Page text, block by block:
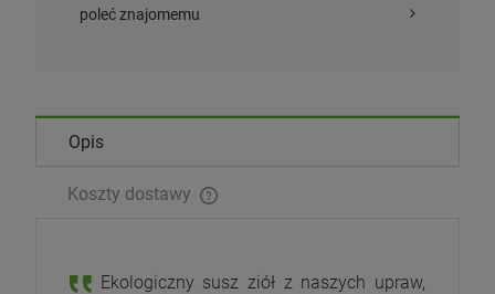
poleć znajomemu
Opis
Koszty dostawy
Ekologiczny susz ziół z naszych upraw,